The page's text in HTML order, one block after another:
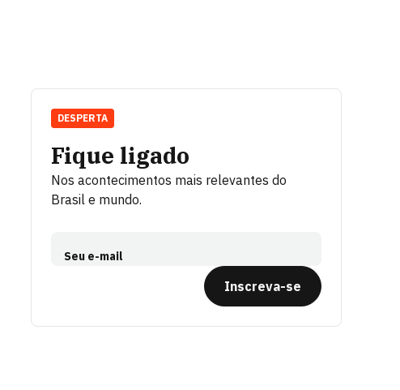
Fique ligado
Nos acontecimentos mais relevantes do
Brasil e mundo.
Seu e-mail
Inscreva-se
DESPERTA